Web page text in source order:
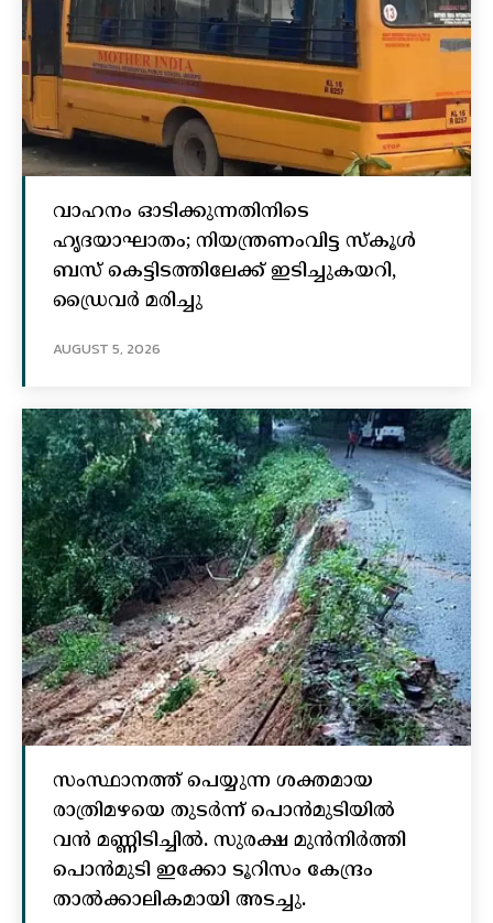
വാഹനം ഓടിക്കുന്നതിനിടെ
ഹൃദയാഘാതം; നിയന്ത്രണംവിട്ട സ്കൂൾ
ബസ് കെട്ടിടത്തിലേക്ക് ഇടിച്ചുകയറി,
ഡ്രൈവർ മരിച്ചു
AUGUST 5, 2026
സംസ്ഥാനത്ത് പെയ്യുന്ന ശക്തമായ
രാത്രിമഴയെ തുടർന്ന് പൊൻമുടിയില്‍
വൻ മണ്ണിടിച്ചില്‍. സുരക്ഷ മുൻനിർത്തി
പൊൻമുടി ഇക്കോ ടൂറിസം കേന്ദ്രം
താല്‍ക്കാലികമായി അടച്ചു.